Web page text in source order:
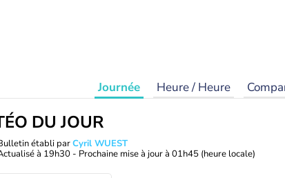
Journée Heure / Heure
DU JOUR
établi parCyril WUEST
à 19h30 - Prochaine mise à jour à 01h45 (heure locale)